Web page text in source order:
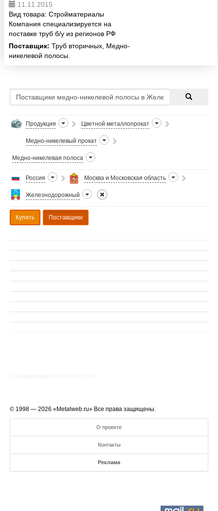
11.11.2015
Вид товара: Стройматериалы
Компания специализируется на
поставке труб б/у из регионов РФ
и стран СНГ. Преимущества
компании: • Постоянные
Поставщик: Труб вторичных, Медно-
никелевой полосы.
Продукция Цветной металлопрокат
Медно-никелевый прокат
Медно-никелевая полоса
Россия Москва и Московская область
Железнодорожный
Купить Поставщики
© 1998 — 2026 «Metalweb.ru» Все права защищены.
О проекте
Контакты
Реклама